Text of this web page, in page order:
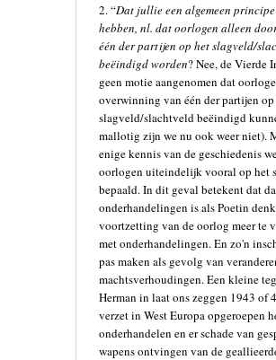
2. “Dat jullie een algemeen principe
hebben, nl. dat oorlogen alleen
één der partijen op het slagveld/
beëindigd worden? Nee, de Vierde
geen motie aangenomen dat
overwinning van één der partijen
slagveld/slachtveld beëindigd
mallotig zijn we nu ook weer niet).
enige kennis van de geschiedenis
oorlogen uiteindelijk vooral op het
bepaald. In dit geval betekent dat
onderhandelingen is als Poetin
voortzetting van de oorlog meer te
met onderhandelingen. En zo'n
pas maken als gevolg van
machtsverhoudingen. Een kleine
Herman in laat ons zeggen 1943 of
verzet in West Europa opgeroepen
onderhandelen en er schade van
wapens ontvingen van de